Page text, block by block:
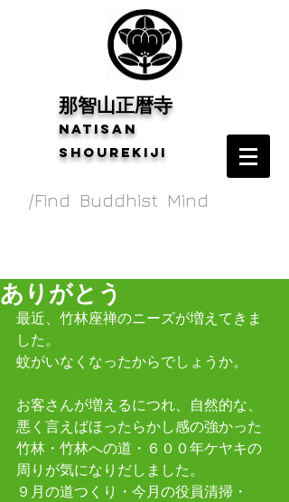
​那智山正暦寺
Natisan
shourekiji
/Find Buddhist Mind
ありがとう
最近、竹林座禅のニーズが増えてきま
した。
蚊がいなくなったからでしょうか。
お客さんが増えるにつれ、自然的な、
悪く言えばほったらかし感の強かった
竹林・竹林への道・６００年ケヤキの
周りが気になりだしました。
９月の道つくり・今月の役員清掃・